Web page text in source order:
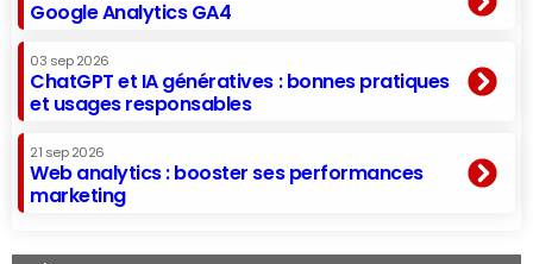
Google Analytics GA4
03 sep 2026
ChatGPT et IA génératives : bonnes pratiques
et usages responsables
21 sep 2026
Web analytics : booster ses performances
marketing